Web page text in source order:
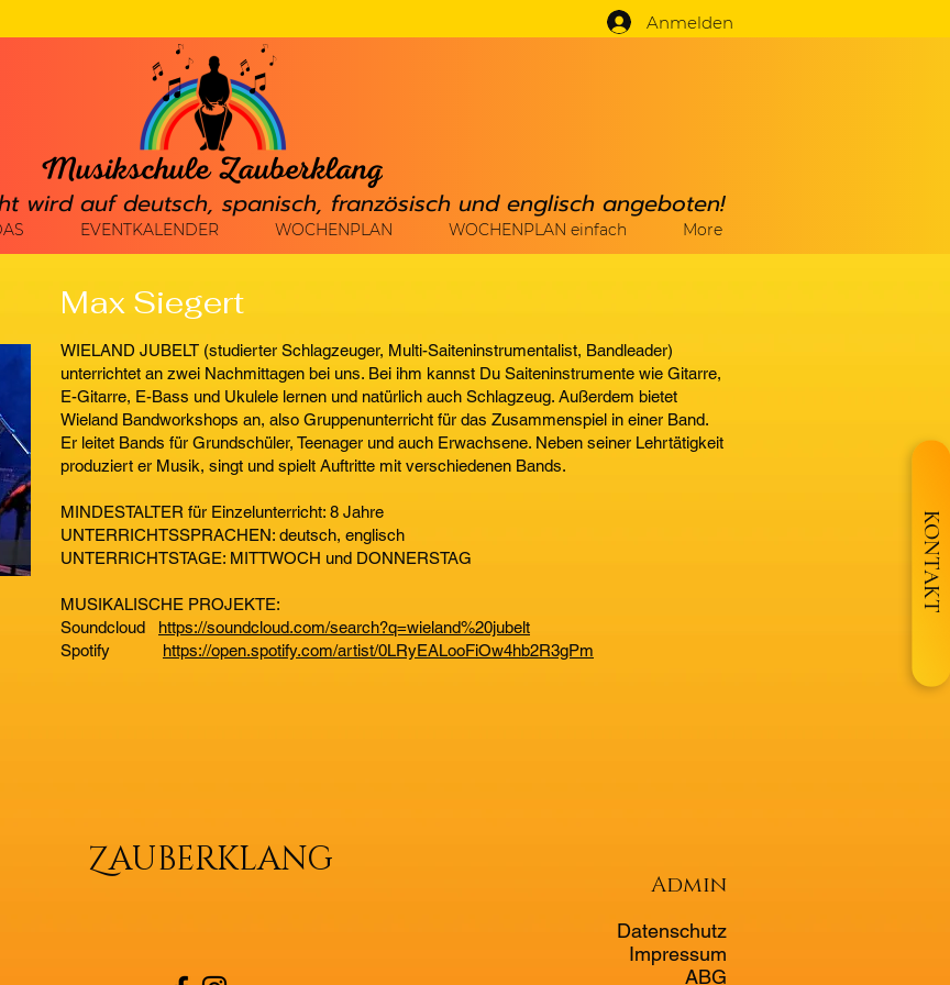
Anmelden
wird auf deutsch, spanisch, französisch und englisch angeboten!
EVENTKALENDER WOCHENPLAN WOCHENPLAN einfach More
KONTAKT
Max Siegert
WIELAND JUBELT (studierter Schlagzeuger, Multi-Saiteninstrumentalist, Bandleader)
unterrichtet an zwei Nachmittagen bei uns. Bei ihm kannst Du Saiteninstrumente wie Gitarre,
E-Gitarre, E-Bass und Ukulele lernen und natürlich auch Schlagzeug. Außerdem bietet
Wieland Bandworkshops an, also Gruppenunterricht für das Zusammenspiel in einer Band.
Er leitet Bands für Grundschüler, Teenager und auch Erwachsene. Neben seiner Lehrtätigkeit
produziert er Musik, singt und spielt Auftritte mit verschiedenen Bands.
MINDESTALTER für Einzelunterricht: 8 Jahre
UNTERRICHTSSPRACHEN: deutsch, englisch
UNTERRICHTSTAGE: MITTWOCH und DONNERSTAG
MUSIKALISCHE PROJEKTE:
Soundcloud https://soundcloud.com/search?q=wieland%20jubelt
Spotify https://open.spotify.com/artist/0LRyEALooFiOw4hb2R3gPm
Admin
ZAUBERKLANG
Datenschutz
Impressum
ABG